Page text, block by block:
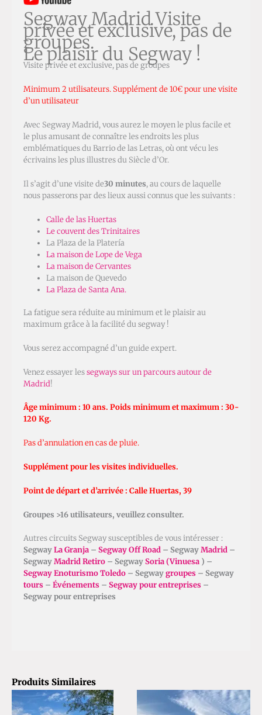
Segway Madrid Visite
privée et exclusive, pas de
groupes.
Le plaisir du Segway !
Visite privée et exclusive, pas de groupes
Minimum 2 utilisateurs. Supplément de 10€ pour une visite
d’un utilisateur
Avec Segway Madrid, vous aurez le moyen le plus facile et
le plus amusant de connaître les endroits les plus
emblématiques du Barrio de las Letras, où ont vécu les
écrivains les plus illustres du Siècle d’Or.
Il s’agit d’une visite de30 minutes, au cours de laquelle
nous passerons par des lieux aussi connus que les suivants :
Calle de las Huertas
Le couvent des Trinitaires
La Plaza de la Platería
La maison de Lope de Vega
La maison de Cervantes
La maison de Quevedo
La Plaza de Santa Ana.
La fatigue sera réduite au minimum et le plaisir au
maximum grâce à la facilité du segway !
Vous serez accompagné d’un guide expert.
Venez essayer lessegways sur un parcours autour de
Madrid!
Âge minimum : 10 ans. Poids minimum et maximum : 30-
120 Kg.
Pas d’annulation en cas de pluie.
Supplément pour les visites individuelles.
Point de départ et d’arrivée : Calle Huertas, 39
Groupes >16 utilisateurs, veuillez consulter.
Autres circuits Segway susceptibles de vous intéresser :
SegwayLa Granja – Segway Off Road – SegwayMadrid –
SegwayMadrid Retiro – SegwaySoria (Vinuesa ) –
Segway Enoturismo Toledo – Segwaygroupes – Segway
tours – Événements – Segway pour entreprises –
Segway pour entreprises
Produits Similaires